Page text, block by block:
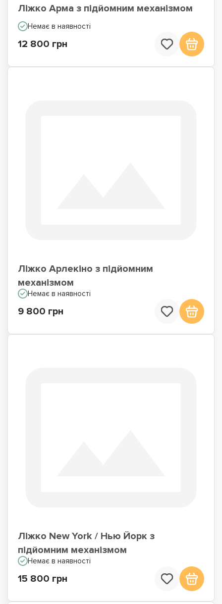
Ліжко Арма з підйомним механізмом
Немає в наявності
12 800 грн
Ліжко Арлекіно з підйомним
механізмом
Немає в наявності
9 800 грн
Ліжко New York / Нью Йорк з
підйомним механізмом
Немає в наявності
15 800 грн